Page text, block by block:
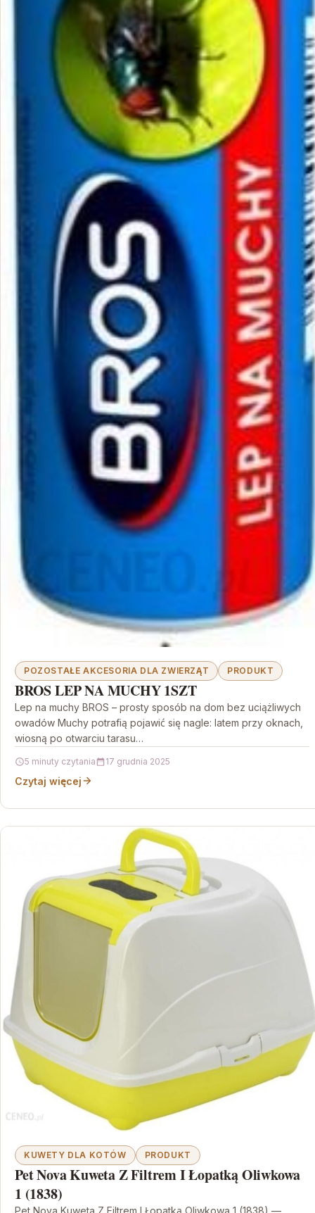
POZOSTAŁE AKCESORIA DLA ZWIERZĄT PRODUKT
BROS LEP NA MUCHY 1SZT
Lep na muchy BROS – prosty sposób na dom bez uciążliwych
owadów Muchy potrafią pojawić się nagle: latem przy oknach,
wiosną po otwarciu tarasu…
5 minuty czytania 17 grudnia 2025
Czytaj więcej
KUWETY DLA KOTÓW PRODUKT
Pet Nova Kuweta Z Filtrem I Łopatką Oliwkowa
1 (1838)
Pet Nova Kuweta Z Filtrem I Łopatką Oliwkowa 1 (1838) —